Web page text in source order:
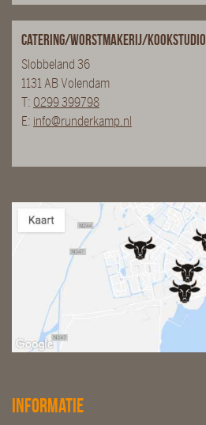
Catering/Worstmakerij/Kookstudio
Slobbeland 36
1131 AB Volendam
T: 0299 399798
E: info@runderkamp.nl
Informatie